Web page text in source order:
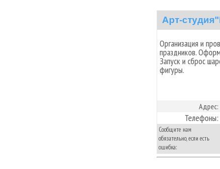
Арт-
Организация и
праздников.
Запуск и сброс
фигуры.
Адрес:
Телефоны:
Сообщите нам
обязательно, если есть
ошибка: